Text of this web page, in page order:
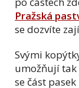
Pražská
se dozvíte
Svými
umožňují tak
se část